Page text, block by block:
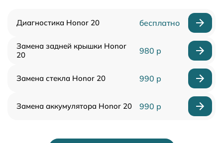
Диагностика Honor 20 бесплатно
Замена задней крышки Honor
20
980 р
Замена стекла Honor 20 990 р
Замена аккумулятора Honor 20 990 р